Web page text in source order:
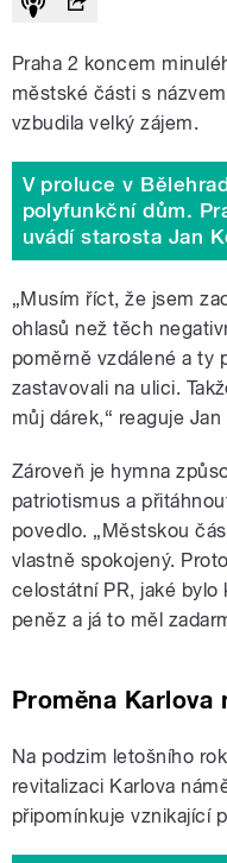
Praha 2 koncem
městské části s
vzbudila velký zájem.
V proluce v
polyfunkční dům.
uvádí starosta Jan
„Musím říct, že jsem
ohlasů než těch
poměrně vzdálené a ty
zastavovali na ulici.
můj dárek,“ reaguje Jan
Zároveň je hymna
patriotismus a
povedlo. „Městskou
vlastně spokojený.
celostátní PR, jaké bylo
peněz a já to měl
Proměna Karlova
Na podzim letošního
revitalizaci Karlova
připomínkuje vznikající